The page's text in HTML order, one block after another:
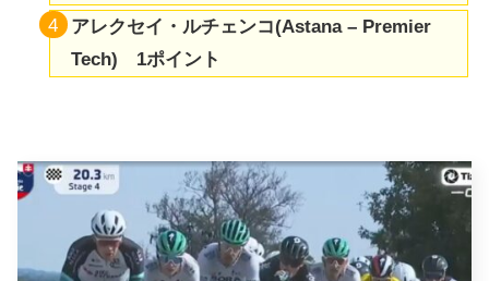
アレクセイ・ルチェンコ(Astana – Premier
Tech) 1ポイント